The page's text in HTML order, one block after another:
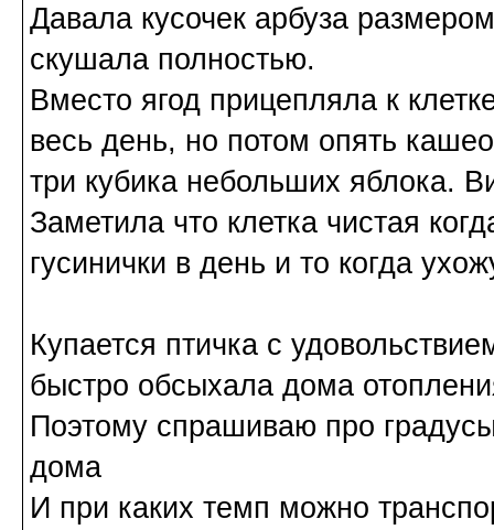
Давала кусочек арбуза
скушала полностью.
Вместо ягод прицепляла к
весь день, но потом опять
три кубика небольших яблока.
Заметила что клетка чистая
гусинички в день и то когда
Купается птичка с
быстро обсыхала дома
Поэтому спрашиваю про
дома
И при каких темп можно